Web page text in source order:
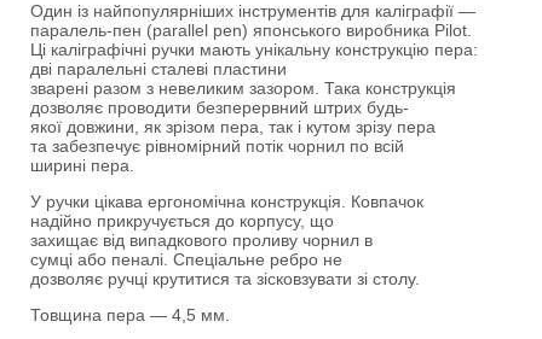
Один із найпопулярніших інструментів для каліграфії —
паралель-пен (parallel pen) японського виробника Pilot.
Ці каліграфічні ручки мають унікальну конструкцію пера:
дві паралельні сталеві пластини
зварені разом з невеликим зазором. Така конструкція
дозволяє проводити безперервний штрих будь-
якої довжини, як зрізом пера, так і кутом зрізу пера
та забезпечує рівномірний потік чорнил по всій
ширині пера.
У ручки цікава ергономічна конструкція. Ковпачок
надійно прикручується до корпусу, що
захищає від випадкового проливу чорнил в
сумці або пеналі. Спеціальне ребро не
дозволяє ручці крутитися та зісковзувати зі столу.
Товщина пера — 4,5 мм.